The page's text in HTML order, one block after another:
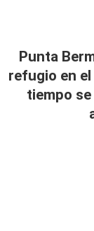
Punta
refugio en
tiempo